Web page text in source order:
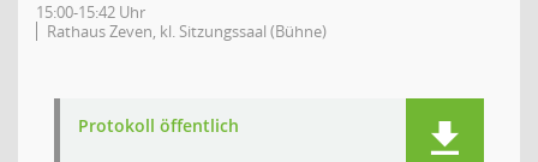
15:00-15:42 Uhr
Rathaus Zeven, kl. Sitzungssaal (Bühne)
Protokoll öffentlich